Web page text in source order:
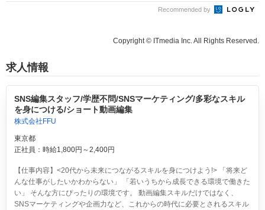
Recommended by
Copyright © ITmedia Inc. All Rights Reserved.
求人情報
SNS編集スタッフ/学歴不問/SNSマーケティング/多彩なスキル
を身につける/ショート動画編集
株式会社FFU
東京都
正社員：時給1,800円～2,400円
【仕事内容】<20代から未来につながるスキルを身につけよう!> 「将来ど
んな仕事がしたいかわからない」 「若いうちから成長できる環境で働きた
い」 そんな方にぴったりの環境です。 動画編集スキルだけではなく、
SNSマーケティングや企画力など、これからの時代に必要とされるスキル